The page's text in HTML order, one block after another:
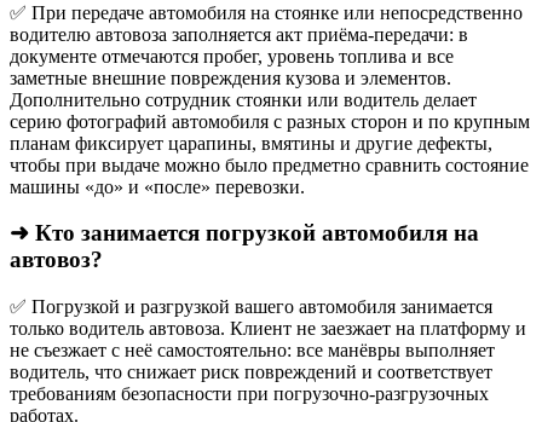
✅ При передаче автомобиля на стоянке или непосредственно
водителю автовоза заполняется акт приёма-передачи: в
документе отмечаются пробег, уровень топлива и все
заметные внешние повреждения кузова и элементов.
Дополнительно сотрудник стоянки или водитель делает
серию фотографий автомобиля с разных сторон и по крупным
планам фиксирует царапины, вмятины и другие дефекты,
чтобы при выдаче можно было предметно сравнить состояние
машины «до» и «после» перевозки.
➜ Кто занимается погрузкой автомобиля на
автовоз?
✅ Погрузкой и разгрузкой вашего автомобиля занимается
только водитель автовоза. Клиент не заезжает на платформу и
не съезжает с неё самостоятельно: все манёвры выполняет
водитель, что снижает риск повреждений и соответствует
требованиям безопасности при погрузочно-разгрузочных
работах.